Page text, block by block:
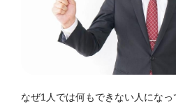
なぜ1人では何もできない人になっ